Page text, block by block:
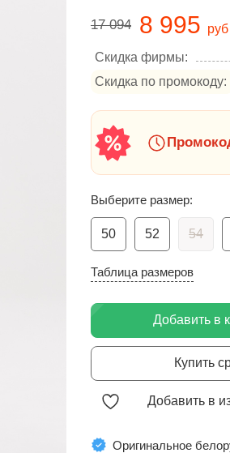
17 094 8 995 руб
Скидка фирмы:
Скидка по промокоду:
Выберите размер:
50 52 54
Таблица размеров
Добавить в
Купить
Добавить в
Оригинальное